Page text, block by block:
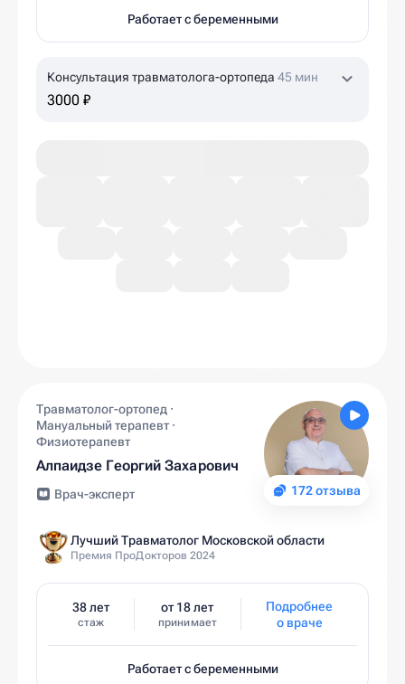
Работает с беременными
Консультация травматолога-ортопеда 45 мин
3000 ₽
172 отзыва
Травматолог-ортопед ·
Мануальный терапевт ·
Физиотерапевт
Алпаидзе Георгий Захарович
Врач-эксперт
Лучший Травматолог Московской области
Премия ПроДокторов 2024
38 лет
стаж
от 18 лет
принимает
Подробнее
о враче
Работает с беременными